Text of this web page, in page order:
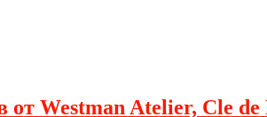
Westman Atelier, Cle